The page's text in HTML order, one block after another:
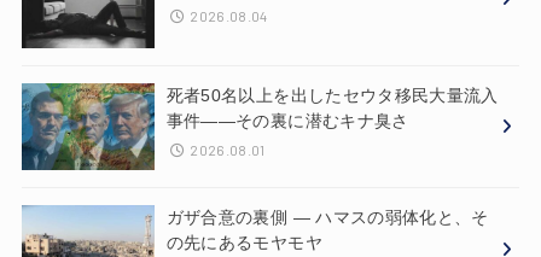
2026.08.04
死者50名以上を出したセウタ移民大量流入
事件——その裏に潜むキナ臭さ
2026.08.01
ガザ合意の裏側 ― ハマスの弱体化と、そ
の先にあるモヤモヤ